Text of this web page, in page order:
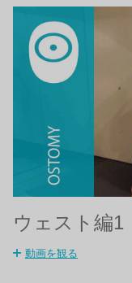
ウェスト編1
動画を観る